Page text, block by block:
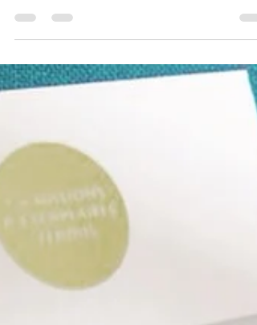
oeuvres majeures. Même certains de ses
romans...